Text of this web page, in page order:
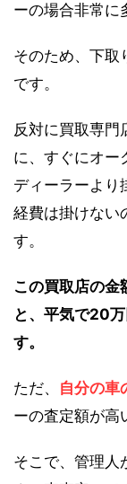
ーの場合非常に
そのため、下取
です。
反対に買取専門
に、すぐにオー
ディーラーより
経費は掛けない
す。
この買取店の金
と、平気で20
す。
ただ、 自分の車
ーの査定額が高
そこで、管理人